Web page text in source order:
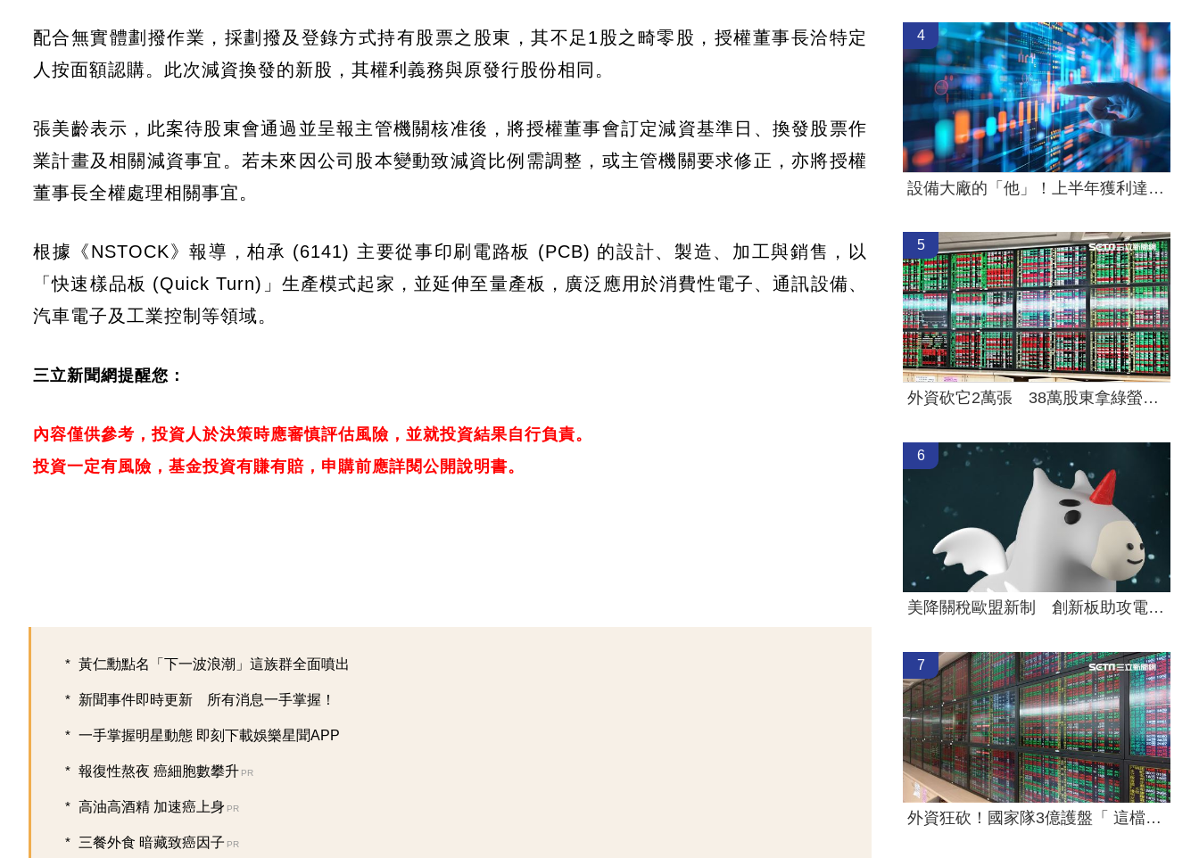
配合無實體劃撥作業，採劃撥及登錄方式持有股票之股東，其不足1股之畸零股，授權董事長洽特定
人按面額認購。此次減資換發的新股，其權利義務與原發行股份相同。
張美齡表示，此案待股東會通過並呈報主管機關核准後，將授權董事會訂定減資基準日、換發股票作
業計畫及相關減資事宜。若未來因公司股本變動致減資比例需調整，或主管機關要求修正，亦將授權
董事長全權處理相關事宜。
根據《NSTOCK》報導，柏承 (6141) 主要從事印刷電路板 (PCB) 的設計、製造、加工與銷售，以
「快速樣品板 (Quick Turn)」生產模式起家，並延伸至量產板，廣泛應用於消費性電子、通訊設備、
汽車電子及工業控制等領域。
三立新聞網提醒您：
內容僅供參考，投資人於決策時應審慎評估風險，並就投資結果自行負責。
投資一定有風險，基金投資有賺有賠，申購前應詳閱公開說明書。
黃仁勳點名「下一波浪潮」這族群全面噴出
新聞事件即時更新 所有消息一手掌握！
一手掌握明星動態 即刻下載娛樂星聞APP
報復性熬夜 癌細胞數攀升 PR
高油高酒精 加速癌上身 PR
三餐外食 暗藏致癌因子 PR
4
設備大廠的「他」！上半年獲利達去年6成
5
外資砍它2萬張 38萬股東拿綠螢光棒自嗨
6
美降關稅歐盟新制 創新板助攻電動車！
7
外資狂砍！國家隊3億護盤「 這檔金融股」